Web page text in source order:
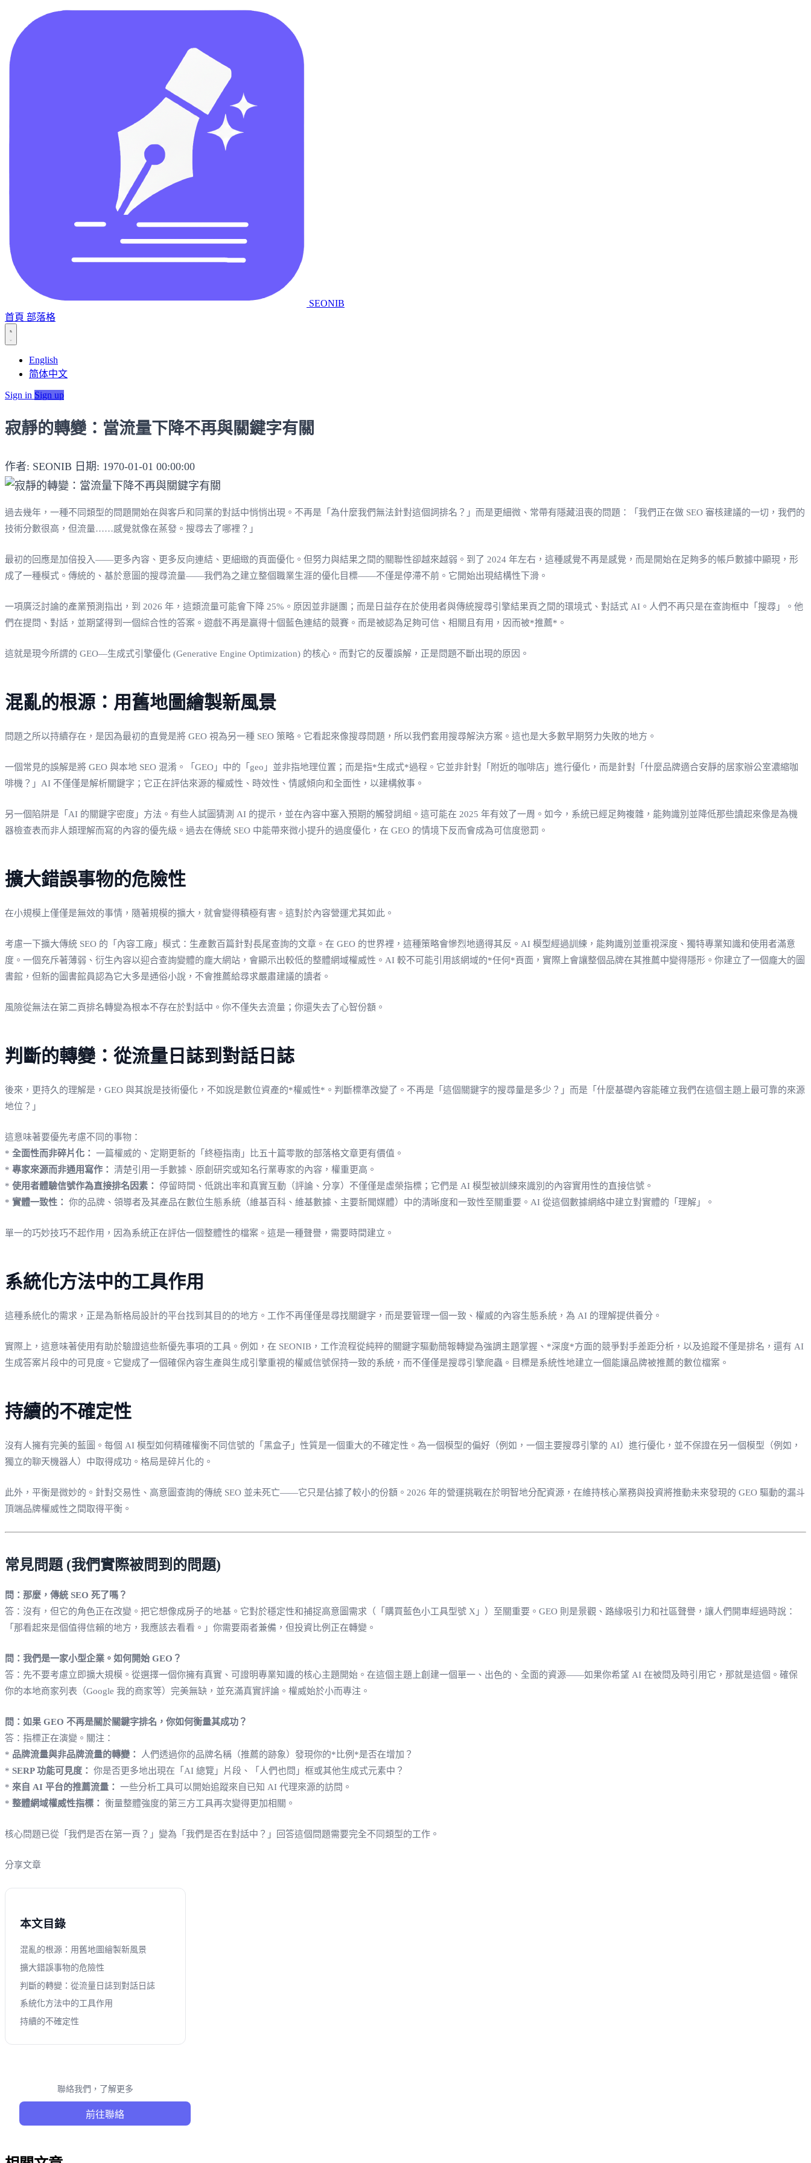
SEONIB
首頁 部落格
English
简体中文
Sign in Sign up
寂靜的轉變：當流量下降不再與關鍵字有關
作者: SEONIB 日期: 1970-01-01 00:00:00
過去幾年，一種不同類型的問題開始在與客戶和同業的對話中悄悄出現。不再是「為什麼我們無法針對這個詞排名？」而是更細微、常帶有隱藏沮喪的問題：「我們正在做 SEO 審核建議的一切，我們的
技術分數很高，但流量……感覺就像在蒸發。搜尋去了哪裡？」
最初的回應是加倍投入——更多內容、更多反向連結、更細緻的頁面優化。但努力與結果之間的關聯性卻越來越弱。到了 2024 年左右，這種感覺不再是感覺，而是開始在足夠多的帳戶數據中顯現，形
成了一種模式。傳統的、基於意圖的搜尋流量——我們為之建立整個職業生涯的優化目標——不僅是停滯不前。它開始出現結構性下滑。
一項廣泛討論的產業預測指出，到 2026 年，這類流量可能會下降 25%。原因並非謎團；而是日益存在於使用者與傳統搜尋引擎結果頁之間的環境式、對話式 AI。人們不再只是在查詢框中「搜尋」。他
們在提問、對話，並期望得到一個綜合性的答案。遊戲不再是贏得十個藍色連結的競賽。而是被認為足夠可信、相關且有用，因而被*推薦*。
這就是現今所謂的 GEO—生成式引擎優化 (Generative Engine Optimization) 的核心。而對它的反覆誤解，正是問題不斷出現的原因。
混亂的根源：用舊地圖繪製新風景
問題之所以持續存在，是因為最初的直覺是將 GEO 視為另一種 SEO 策略。它看起來像搜尋問題，所以我們套用搜尋解決方案。這也是大多數早期努力失敗的地方。
一個常見的誤解是將 GEO 與本地 SEO 混淆。「GEO」中的「geo」並非指地理位置；而是指*生成式*過程。它並非針對「附近的咖啡店」進行優化，而是針對「什麼品牌適合安靜的居家辦公室濃縮咖
啡機？」AI 不僅僅是解析關鍵字；它正在評估來源的權威性、時效性、情感傾向和全面性，以建構敘事。
另一個陷阱是「AI 的關鍵字密度」方法。有些人試圖猜測 AI 的提示，並在內容中塞入預期的觸發詞組。這可能在 2025 年有效了一周。如今，系統已經足夠複雜，能夠識別並降低那些讀起來像是為機
器檢查表而非人類理解而寫的內容的優先級。過去在傳統 SEO 中能帶來微小提升的過度優化，在 GEO 的情境下反而會成為可信度懲罰。
擴大錯誤事物的危險性
在小規模上僅僅是無效的事情，隨著規模的擴大，就會變得積極有害。這對於內容營運尤其如此。
考慮一下擴大傳統 SEO 的「內容工廠」模式：生產數百篇針對長尾查詢的文章。在 GEO 的世界裡，這種策略會慘烈地適得其反。AI 模型經過訓練，能夠識別並重視深度、獨特專業知識和使用者滿意
度。一個充斥著薄弱、衍生內容以迎合查詢變體的龐大網站，會顯示出較低的整體網域權威性。AI 較不可能引用該網域的*任何*頁面，實際上會讓整個品牌在其推薦中變得隱形。你建立了一個龐大的圖
書館，但新的圖書館員認為它大多是通俗小說，不會推薦給尋求嚴肅建議的讀者。
風險從無法在第二頁排名轉變為根本不存在於對話中。你不僅失去流量；你還失去了心智份額。
判斷的轉變：從流量日誌到對話日誌
後來，更持久的理解是，GEO 與其說是技術優化，不如說是數位資產的*權威性*。判斷標準改變了。不再是「這個關鍵字的搜尋量是多少？」而是「什麼基礎內容能確立我們在這個主題上最可靠的來源
地位？」
這意味著要優先考慮不同的事物：
* 全面性而非碎片化：
一篇權威的、定期更新的「終極指南」比五十篇零散的部落格文章更有價值。
* 專家來源而非通用寫作：
清楚引用一手數據、原創研究或知名行業專家的內容，權重更高。
* 使用者體驗信號作為直接排名因素：
停留時間、低跳出率和真實互動（評論、分享）不僅僅是虛榮指標；它們是 AI 模型被訓練來識別的內容實用性的直接信號。
* 實體一致性： 你的品牌、領導者及其產品在數位生態系統（維基百科、維基數據、主要新聞媒體）中的清晰度和一致性至關重要。AI 從這個數據網絡中建立對實體的「理解」。
單一的巧妙技巧不起作用，因為系統正在評估一個整體性的檔案。這是一種聲譽，需要時間建立。
系統化方法中的工具作用
這種系統化的需求，正是為新格局設計的平台找到其目的的地方。工作不再僅僅是尋找關鍵字，而是要管理一個一致、權威的內容生態系統，為 AI 的理解提供養分。
實際上，這意味著使用有助於驗證這些新優先事項的工具。例如，在 SEONIB，工作流程從純粹的關鍵字驅動簡報轉變為強調主題掌握、*深度*方面的競爭對手差距分析，以及追蹤不僅是排名，還有 AI
生成答案片段中的可見度。它變成了一個確保內容生產與生成引擎重視的權威信號保持一致的系統，而不僅僅是搜尋引擎爬蟲。目標是系統性地建立一個能讓品牌被推薦的數位檔案。
持續的不確定性
沒有人擁有完美的藍圖。每個 AI 模型如何精確權衡不同信號的「黑盒子」性質是一個重大的不確定性。為一個模型的偏好（例如，一個主要搜尋引擎的 AI）進行優化，並不保證在另一個模型（例如，
獨立的聊天機器人）中取得成功。格局是碎片化的。
此外，平衡是微妙的。針對交易性、高意圖查詢的傳統 SEO 並未死亡——它只是佔據了較小的份額。2026 年的營運挑戰在於明智地分配資源，在維持核心業務與投資將推動未來發現的 GEO 驅動的漏斗
頂端品牌權威性之間取得平衡。
常見問題 (我們實際被問到的問題)
問：那麼，傳統 SEO 死了嗎？
答：沒有，但它的角色正在改變。把它想像成房子的地基。它對於穩定性和捕捉高意圖需求（「購買藍色小工具型號 X」）至關重要。GEO 則是景觀、路緣吸引力和社區聲譽，讓人們開車經過時說：
「那看起來是個值得信賴的地方，我應該去看看。」你需要兩者兼備，但投資比例正在轉變。
問：我們是一家小型企業。如何開始 GEO？
答：先不要考慮立即擴大規模。從選擇一個你擁有真實、可證明專業知識的核心主題開始。在這個主題上創建一個單一、出色的、全面的資源——如果你希望 AI 在被問及時引用它，那就是這個。確保
你的本地商家列表（Google 我的商家等）完美無缺，並充滿真實評論。權威始於小而專注。
問：如果 GEO 不再是關於關鍵字排名，你如何衡量其成功？
答：指標正在演變。關注：
* 品牌流量與非品牌流量的轉變：
人們透過你的品牌名稱（推薦的跡象）發現你的*比例*是否在增加？
* SERP 功能可見度：
你是否更多地出現在「AI 總覽」片段、「人們也問」框或其他生成式元素中？
* 來自 AI 平台的推薦流量：
一些分析工具可以開始追蹤來自已知 AI 代理來源的訪問。
* 整體網域權威性指標： 衡量整體強度的第三方工具再次變得更加相關。
核心問題已從「我們是否在第一頁？」變為「我們是否在對話中？」回答這個問題需要完全不同類型的工作。
分享文章
本文目錄
混亂的根源：用舊地圖繪製新風景
擴大錯誤事物的危險性
判斷的轉變：從流量日誌到對話日誌
系統化方法中的工具作用
持續的不確定性
聯絡我們，了解更多
前往聯絡